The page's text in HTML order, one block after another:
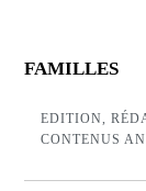
FAMILLES
EDITION,
CONTENUS